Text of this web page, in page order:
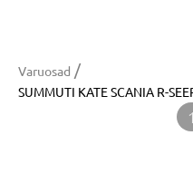
Varuosad /
SUMMUTI KATE SCANIA R-